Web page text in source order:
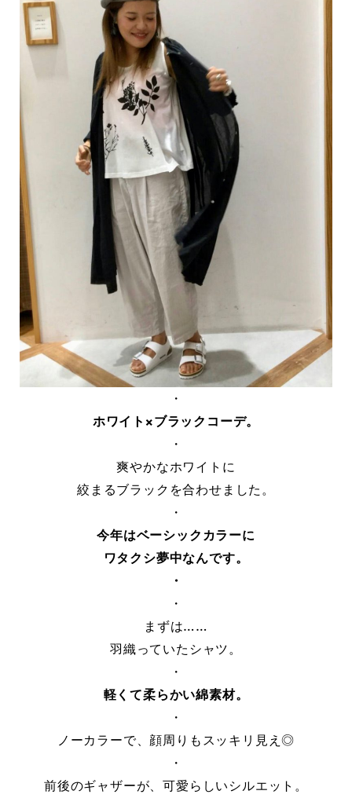
・
ホワイト×ブラックコーデ。
・
爽やかなホワイトに
絞まるブラックを合わせました。
・
今年はベーシックカラーに
ワタクシ夢中なんです。
・
・
まずは……
羽織っていたシャツ。
・
軽くて柔らかい綿素材。
・
ノーカラーで、顔周りもスッキリ見え◎
・
前後のギャザーが、可愛らしいシルエット。